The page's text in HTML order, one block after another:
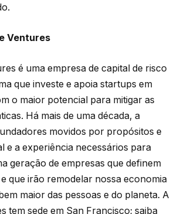
Ventures
é uma empresa de capital de risco
que investe e apoia startups em
o maior potencial para mitigar as
Há mais de uma década, a
movidos por propósitos e
e a experiência necessários para
geração de empresas que definem
que irão remodelar nossa economia
maior das pessoas e do planeta. A
tem sede em San Francisco; saiba